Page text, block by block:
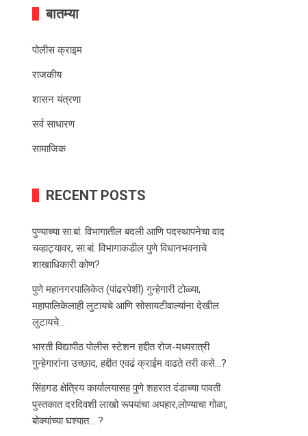
बातम्या
पोलीस क्राइम
राजकीय
शासन यंत्रणा
सर्व साधारण
सामाजिक
RECENT POSTS
पुण्याच्या सा.बां. विभागातील बदली आणि पदस्थापनेचा वाद
चव्हाट्यावर, सा.बां. विभागाकडील पुणे विधानभवनाचे
शाखाधिकारी कोण?
पुणे महानगरपालिकेत (पांढरपेशी) गुन्हेगारी टोळ्या,
महापालिकेलाही लुटायचे आणि सोसायटीवाल्यांना देखील
लुटायचे…
भारती विद्यापीठ पोलीस स्टेशन हद्दीत रोज-मध्यरात्री
गुन्हेगारांना उच्छाद, हद्दीत एवढं क्राईम वाढते तरी कसे…?
सिंहगड क्षेत्रिय कार्यालयासह पुणे शहरात दंडाच्या पावती
पुस्तकात दरदिवशी लाखो रूपयांचा अपहार,लोण्याचा गोळा,
बोक्यांच्या घश्यात… ?